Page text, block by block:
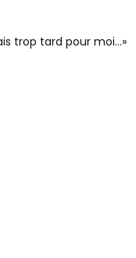
trop tard pour moi…